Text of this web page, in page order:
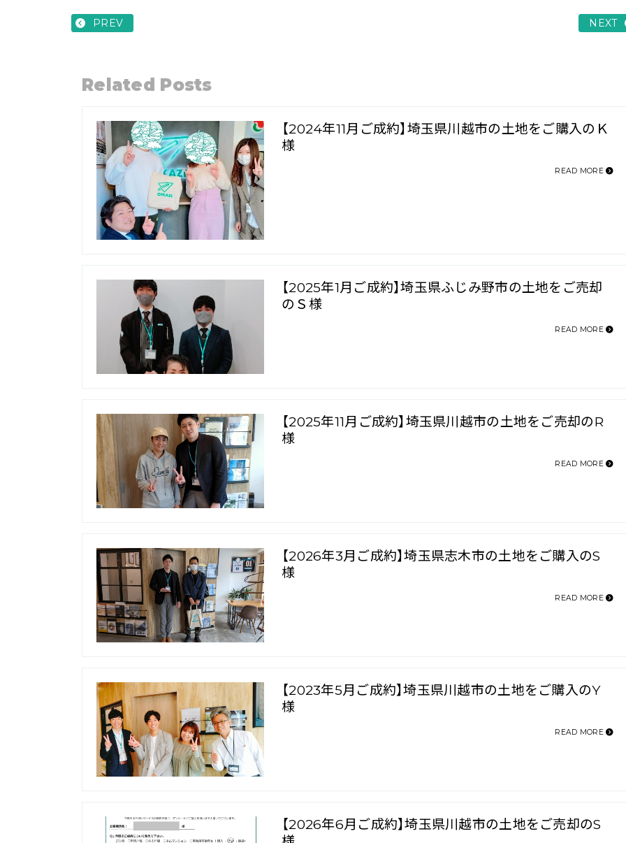
PREV NEXT
Related Posts
【2024年11月ご成約】埼玉県川越市の土地をご購入のＫ
様
READ MORE
【2025年1月ご成約】埼玉県ふじみ野市の土地をご売却
のＳ様
READ MORE
【2025年11月ご成約】埼玉県川越市の土地をご売却のR
様
READ MORE
【2026年3月ご成約】埼玉県志木市の土地をご購入のS
様
READ MORE
【2023年5月ご成約】埼玉県川越市の土地をご購入のY
様
READ MORE
【2026年6月ご成約】埼玉県川越市の土地をご売却のS